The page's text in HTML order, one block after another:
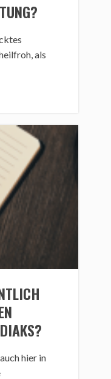
als
hier in